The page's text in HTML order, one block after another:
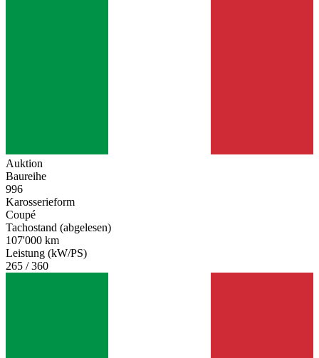
Auktion
Baureihe
996
Karosserieform
Coupé
Tachostand (abgelesen)
107'000 km
Leistung (kW/PS)
265 / 360